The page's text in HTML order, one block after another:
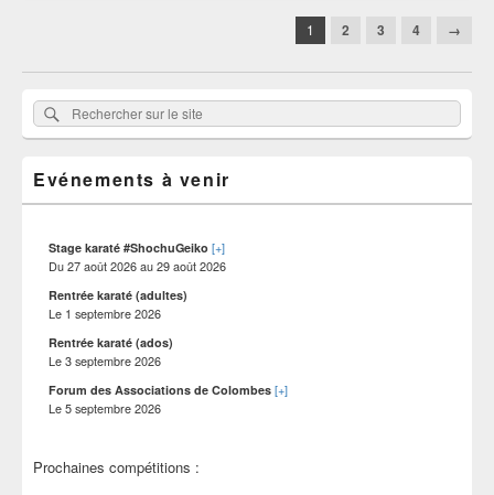
les
articles
1 2 3 4 →
Zone
principale
de
pour
Rechercher :
Rechercher
sur
site
Evénements à venir
Stage karaté #ShochuGeiko [+]
Du27 août 2026au29 août 2026
Rentrée karaté (adultes)
Le 1 septembre 2026
Rentrée karaté (ados)
Le3 septembre 2026
Forum des Associations de Colombes [+]
Le5 septembre 2026
Prochaines compétitions :